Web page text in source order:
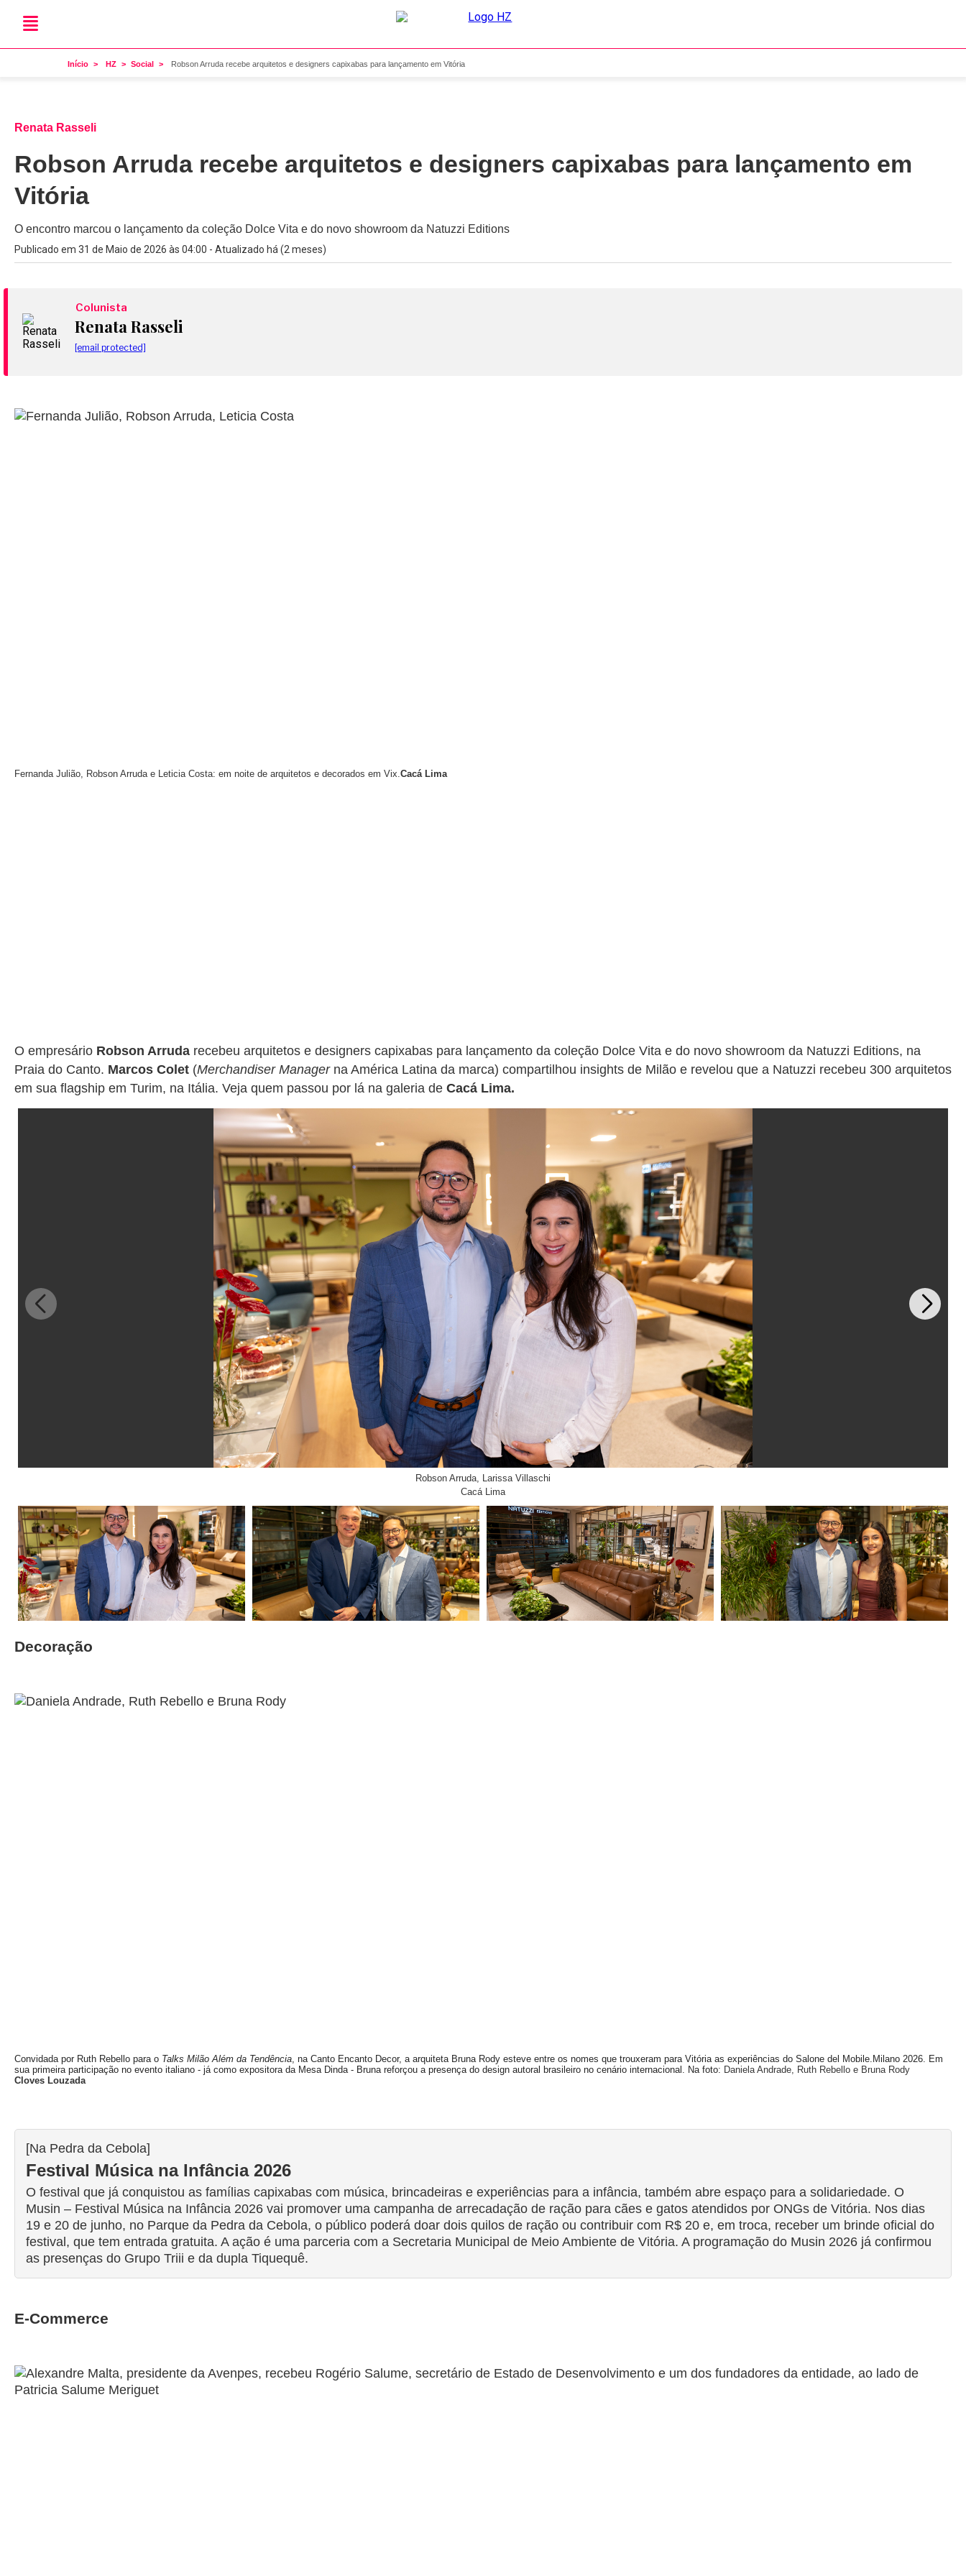
Início HZ Social Robson Arruda recebe arquitetos e designers capixabas para lançamento em Vitória
Renata Rasseli
Robson Arruda recebe arquitetos e designers capixabas para lançamento em
Vitória
O encontro marcou o lançamento da coleção Dolce Vita e do novo showroom da Natuzzi Editions
Publicado em 31 de Maio de 2026 às 04:00 - Atualizado há (2 meses)
Colunista
Renata Rasseli
[email protected]
Fernanda Julião, Robson Arruda e Leticia Costa: em noite de arquitetos e decorados em Vix.Cacá Lima
O empresário Robson Arruda recebeu arquitetos e designers capixabas para lançamento da coleção Dolce Vita e do novo showroom da Natuzzi Editions, na
Praia do Canto. Marcos Colet (Merchandiser Managerna América Latina da marca) compartilhou insights de Milão e revelou que a Natuzzi recebeu 300 arquitetos
em sua flagship em Turim, na Itália. Veja quem passou por lá na galeria de Cacá Lima.
Robson Arruda, Larissa Villaschi
Cacá Lima
Decoração
Convidada por Ruth Rebello para o Talks Milão Além da Tendência, na Canto Encanto Decor, a arquiteta Bruna Rody esteve entre os nomes que trouxeram para Vitória as experiências do Salone del Mobile.Milano 2026. Em
sua primeira participação no evento italiano - já como expositora da Mesa Dinda - Brunareforçou a presença do design autoral brasileiro no cenário internacional. Na foto: Daniela Andrade, Ruth Rebello e Bruna Rody
Cloves Louzada
[Na Pedra da Cebola]
Festival Música na Infância 2026
O festival que já conquistou as famílias capixabas com música, brincadeiras e experiências para a infância, também abre espaço para a solidariedade. O
Musin – Festival Música na Infância 2026 vai promover uma campanha de arrecadação de ração para cães e gatos atendidos por ONGs de Vitória. Nos dias
19 e 20 de junho, no Parque da Pedra da Cebola, o público poderá doar dois quilos de ração ou contribuir com R$ 20 e, em troca, receber um brinde oficial do
festival, que tem entrada gratuita. A ação é uma parceria com a Secretaria Municipal de Meio Ambiente de Vitória. A programação do Musin 2026 já confirmou
as presenças do Grupo Triii e da dupla Tiquequê.
E-Commerce